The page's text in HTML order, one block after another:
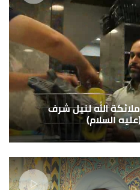
الله لنيل شرف
السلام)